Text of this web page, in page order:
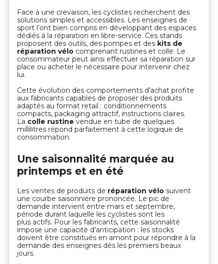
Face à une crevaison, les cyclistes recherchent des
solutions simples et accessibles. Les enseignes de
sport l’ont bien compris en développant des espaces
dédiés à la réparation en libre-service. Ces stands
proposent des outils, des pompes et des kits de
réparation vélo comprenant rustines et colle. Le
consommateur peut ainsi effectuer sa réparation sur
place ou acheter le nécessaire pour intervenir chez
lui.
Cette évolution des comportements d’achat profite
aux fabricants capables de proposer des produits
adaptés au format retail : conditionnements
compacts, packaging attractif, instructions claires.
La colle rustine vendue en tube de quelques
millilitres répond parfaitement à cette logique de
consommation.
Une saisonnalité marquée au
printemps et en été
Les ventes de produits de réparation vélo suivent
une courbe saisonnière prononcée. Le pic de
demande intervient entre mars et septembre,
période durant laquelle les cyclistes sont les
plus actifs. Pour les fabricants, cette saisonnalité
impose une capacité d’anticipation : les stocks
doivent être constitués en amont pour répondre à la
demande des enseignes dès les premiers beaux
jours.